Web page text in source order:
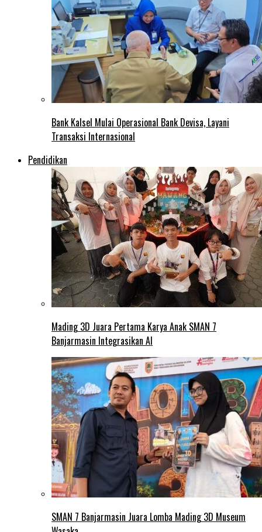
Bank Kalsel Mulai Operasional Bank Devisa, Layani
Transaksi Internasional
Pendidikan
Mading 3D Juara Pertama Karya Anak SMAN 7
Banjarmasin Integrasikan AI
SMAN 7 Banjarmasin Juara Lomba Mading 3D Museum